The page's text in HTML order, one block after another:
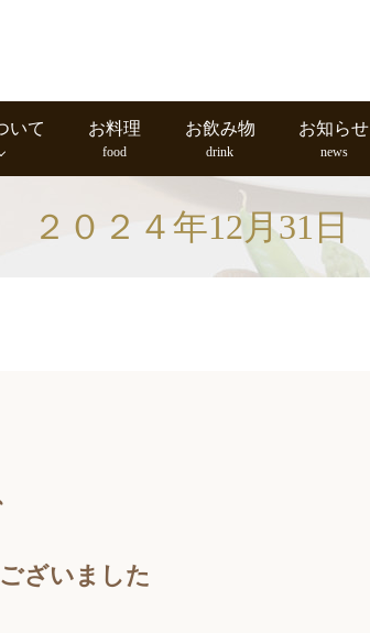
いて お料理
food
お飲み物
drink
お知らせ
news
２０２４年12月31日
ざいました